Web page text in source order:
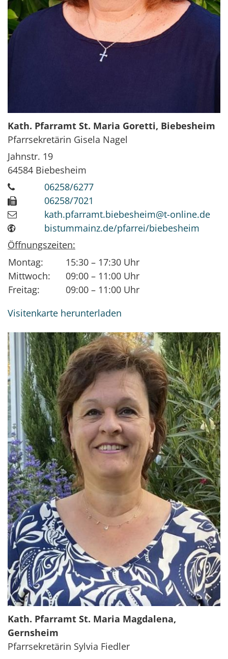
Kath. Pfarramt St. Maria Goretti, Biebesheim
Pfarrsekretärin Gisela Nagel
Jahnstr. 19
64584 Biebesheim
06258/6277
06258/7021
kath.pfarramt.biebesheim@t-online.de
bistummainz.de/pfarrei/biebesheim
Öffnungszeiten:
Montag:
Mittwoch:
Freitag:
15:30 – 17:30 Uhr
09:00 – 11:00 Uhr
09:00 – 11:00 Uhr
Visitenkarte herunterladen
Kath. Pfarramt St. Maria Magdalena,
Gernsheim
Pfarrsekretärin Sylvia Fiedler